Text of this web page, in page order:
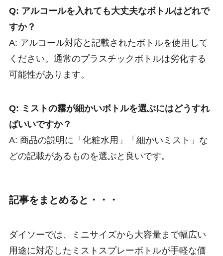
Q: アルコールを入れても大丈夫なボトルはどれで
すか？
A: アルコール対応と記載されたボトルを使用して
ください。通常のプラスチックボトルは劣化する
可能性があります。
Q: ミストの霧が細かいボトルを選ぶにはどうすれ
ばいいですか？
A: 商品の説明に「化粧水用」「細かいミスト」な
どの記載があるものを選ぶと良いです。
記事をまとめると・・・
ダイソーでは、ミニサイズから大容量まで幅広い
用途に対応したミストスプレーボトルが手軽な価